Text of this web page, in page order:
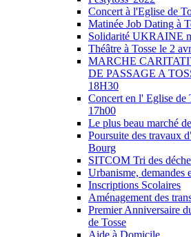
Concert à l'Eglise de
Matinée Job Dating à
Solidarité UKRAINE
Théâtre à Tosse le 2
MARCHE
DE PASSAGE A
18H30
Concert en l' Eglise de
17h00
Le plus beau marché
Poursuite des travaux
Bourg
SITCOM Tri des
Urbanisme, demandes
Inscriptions Scolaires
Aménagement des
Premier Anniversaire
de Tosse
Aide à Domicile